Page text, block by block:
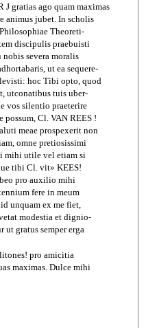
gratias ago quam maximas
animus jubet. In scholis
Theoreti-
discipulis praebuisti
severa moralis
ut ea sequere-
hoc Tibi opto, quod
utconatibus tuis uber-
vos silentio praeterire
possum, Cl. VAN REES !
meae prospexerit non
omne pretiosissimi
mihi utile vel etiam si
tibi Cl. vit» KEES!
pro auxilio mihi
fere in meum
unquam ex me fiet,
modestia et dignio-
ut gratus semper erga
pro amicitia
maximas. Dulce mihi